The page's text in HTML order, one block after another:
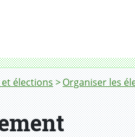
élections Organiser les